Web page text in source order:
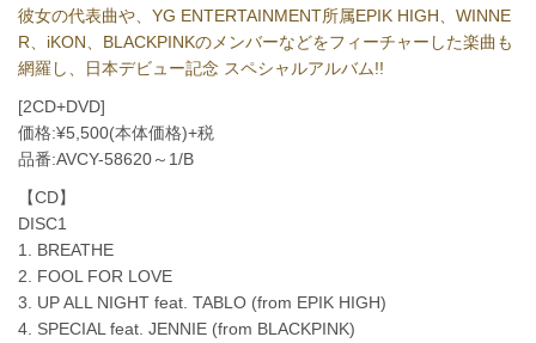
彼女の代表曲や、YG ENTERTAINMENT所属EPIK HIGH、WINNE
R、iKON、BLACKPINKのメンバーなどをフィーチャーした楽曲も
網羅し、日本デビュー記念 スペシャルアルバム!!
[2CD+DVD]
価格:¥5,500(本体価格)+税
品番:AVCY-58620～1/B
【CD】
DISC1
1. BREATHE
2. FOOL FOR LOVE
3. UP ALL NIGHT feat. TABLO (from EPIK HIGH)
4. SPECIAL feat. JENNIE (from BLACKPINK)